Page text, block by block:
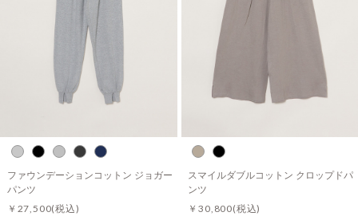
ファウンデーションコットン ジョガー
パンツ
￥27,500(税込)
スマイルダブルコットン クロップドパ
ンツ
￥30,800(税込)